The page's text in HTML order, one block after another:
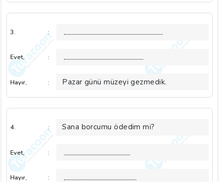
3. :
Evet, :
Hayır, : Pazar günü müzeyi gezmedik.
4. : Sana borcumu ödedim mi?
Evet, :
Hayır, :